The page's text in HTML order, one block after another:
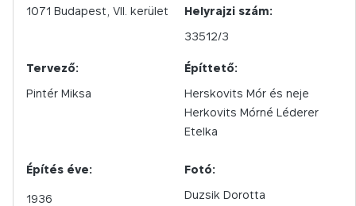
1071 Budapest, VII. kerület
Helyrajzi szám:
33512/3
Tervező:
Pintér Miksa
Építtető:
Herskovits Mór és neje
Herkovits Mórné Léderer
Etelka
Építés éve:
1936
Fotó:
Duzsik Dorotta